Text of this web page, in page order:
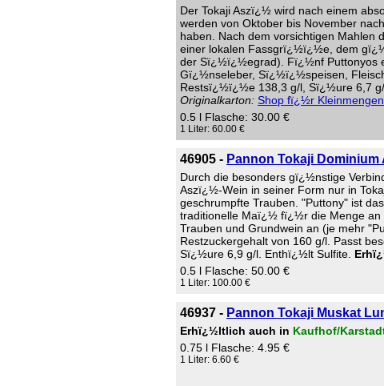
Der Tokaji Aszï¿½ wird nach einem
werden von Oktober bis November
haben. Nach dem vorsichtigen
einer lokalen Fassgrï¿½ï¿½e, dem
der Sï¿½ï¿½egrad). Fï¿½nf Puttonyos
Gï¿½nseleber, Sï¿½ï¿½speisen,
Restsï¿½ï¿½e 138,3 g/l, Sï¿½ure 6,7
Originalkarton: Shop fï¿½r Kleinmengen
0.5 l Flasche: 30.00 €
1 Liter: 60.00 €
46905 - Pannon Tokaji
Durch die besonders gï¿½nstige
Aszï¿½-Wein in seiner Form nur in
geschrumpfte Trauben. "Puttony" ist
traditionelle Maï¿½ fï¿½r die Menge an
Trauben und Grundwein an (je mehr
Restzuckergehalt von 160 g/l. Passt
Sï¿½ure 6,9 g/l. Enthï¿½lt Sulfite.
0.5 l Flasche: 50.00 €
1 Liter: 100.00 €
46937 - Pannon Tokaji Muskat
Erhï¿½ltlich auch in Kaufhof/
0.75 l Flasche: 4.95 €
1 Liter: 6.60 €